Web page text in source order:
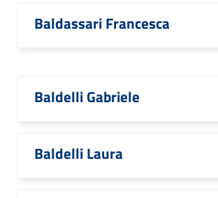
Baldassari Francesca
Baldelli Gabriele
Baldelli Laura